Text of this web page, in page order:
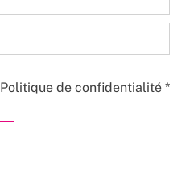
Politique de confidentialité *